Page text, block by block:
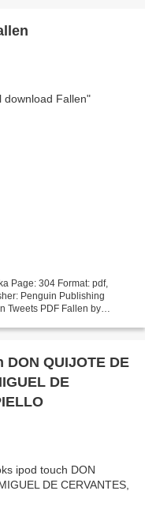
Page: 304 Format: pdf,
Penguin Publishing
Tweets PDF Fallen by
QUIJOTE DE
DE